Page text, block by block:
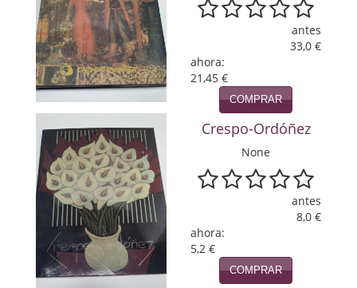
Tema Local
Terror
Terrorismo
Viajes
Viajesç
antes
33,0 €
ahora:
21,45 €
COMPRAR
Crespo-Ordóñez
None
antes
8,0 €
ahora:
5,2 €
COMPRAR